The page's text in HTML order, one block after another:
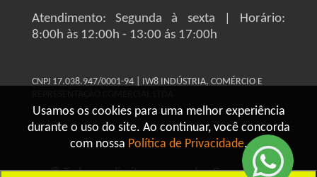
Usamos os cookies para uma melhor experiência
durante o uso do site. Ao continuar, você concorda
com nossa Política de Privacidade.
Atendimento: Segunda à sexta | Horário:
8:00h às 12:00h - 13:00 ás 17:00h
CNPJ 17.038.947/0001-94 | IW8 INDÚSTRIA, COMÉRCIO E
© Todos os direitos reservados Grupo IW8